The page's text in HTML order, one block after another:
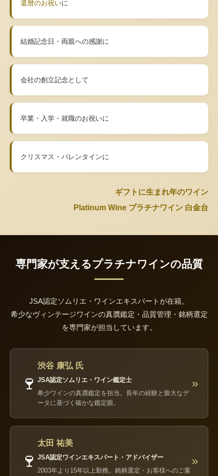
還暦のお祝いに
結婚記念日・両親への感謝に
会社の創立記念として
卒業・入学・就職のお祝いに
クリスマス・バレンタインに
ギフトに生まれ年のワイン
Platinum Wine プラチナワイン 白金台
専門家が支えるプラチナワインの品質
JSA認定ソムリエ・ワインエキスパートが在籍。
希少なヴィンテージワインの真贋鑑定・品質管理・銘柄選定
を専門家が担当しています。
🍷
渋谷 康弘 氏
JSA認定ソムリエ・ワイン鑑定士
希少ワインの真贋鑑定を担当。長年の経験と膨大なデ
ータに基づく確かな鑑定眼。
»
🍷
太田 祐美
JSA認定ワインエキスパート・アドバイザー
2003年より15年以上勤務。銘柄選定・お客様へのご案
»